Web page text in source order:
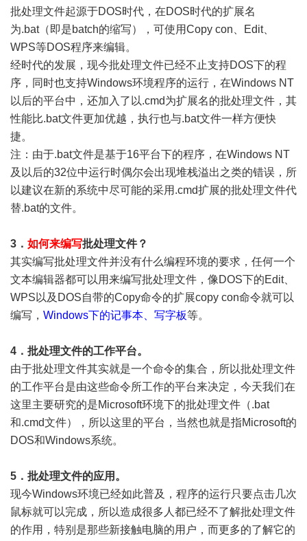
批处理文件起源于DOS时代，在DOS时代的扩展名
为.bat（即是batch的缩写），可使用Copy con、Edit、
WPS等DOS程序来编辑。
经时代的发展，现今批处理文件已经不止支持DOS下的程
序，同时也支持Windows环境程序的运行，在Windows NT
以后的平台中，还加入了以.cmd为扩展名的批处理文件，其
性能比.bat文件更加优越，执行也与.bat文件一样方便快
捷。
注：由于.bat文件是基于16平台下的程序，在Windows NT
及以后的32位中运行时偶尔会出现堆栈溢出之类的错误，所
以建议在新的系统中尽可能的采用.cmd扩展的批处理文件代
替.bat的文件。
3． 如何来编写批处理文件？
其实编写批处理文件并没有什么编程环境的要求，任何一个
文本编辑器都可以用来编写批处理文件，像DOS下的Edit、
WPS以及DOS自带的Copy命令的扩展copy con命令就可以
编写， Windows下的记事本、写字板等。
4．批处理文件的工作平台。
由于批处理文件其实就是一个命令的集合，所以批处理文件
的工作平台是由这些命令所工作的平台来决定，今天我们在
这里主要研究的是Microsoft环境下的批处理文件（.bat
和.cmd文件），所以这里的平台，当然也就是指Microsoft的
DOS和Windows系统。
5．批处理文件的应用。
现今Windows环境已经如此普及，程序的运行只要点击几次
鼠标就可以完成，所以造成很多人都已经不了解批处理文件
的作用，特别是那些新接触电脑的用户，而更多的了解它的